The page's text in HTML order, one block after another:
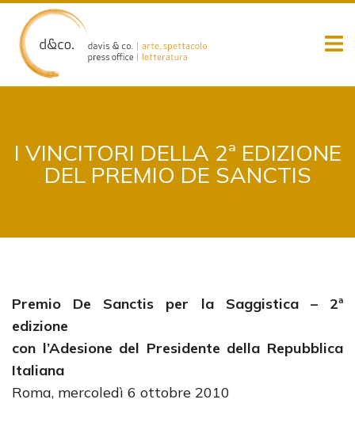
content
I VINCITORI DELLA 2ª EDIZIONE
DEL PREMIO DE SANCTIS
Premio De Sanctis per la Saggistica – 2ª
edizione
con l’Adesione del Presidente della Repubblica
Italiana
Roma, mercoledì 6 ottobre 2010